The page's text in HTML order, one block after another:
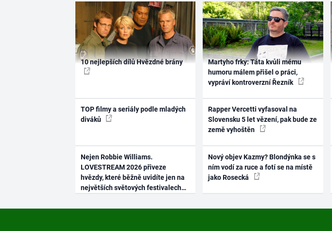
10 nejlepších dílů Hvězdné brány
TOP filmy a seriály podle mladých
diváků
Nejen Robbie Williams.
LOVESTREAM 2026 přiveze
hvězdy, které běžně uvidíte jen na
největších světových festivalech
Martyho frky: Táta kvůli mému
humoru málem přišel o práci,
vypráví kontroverzní Řezník
Rapper Vercetti vyfasoval na
Slovensku 5 let vězení, pak bude ze
země vyhoštěn
Nový objev Kazmy? Blondýnka se s
ním vodí za ruce a fotí se na místě
jako Rosecká